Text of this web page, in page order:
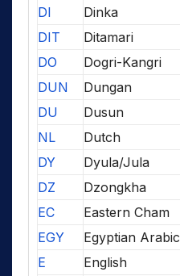
DI
Dinka
DIT
Ditamari
DO
Dogri-Kangri
DUN
Dungan
DU
Dusun
NL
Dutch
DY
Dyula/Jula
DZ
Dzongkha
EC
Eastern Cham
EGY
Egyptian Arabic
E
English